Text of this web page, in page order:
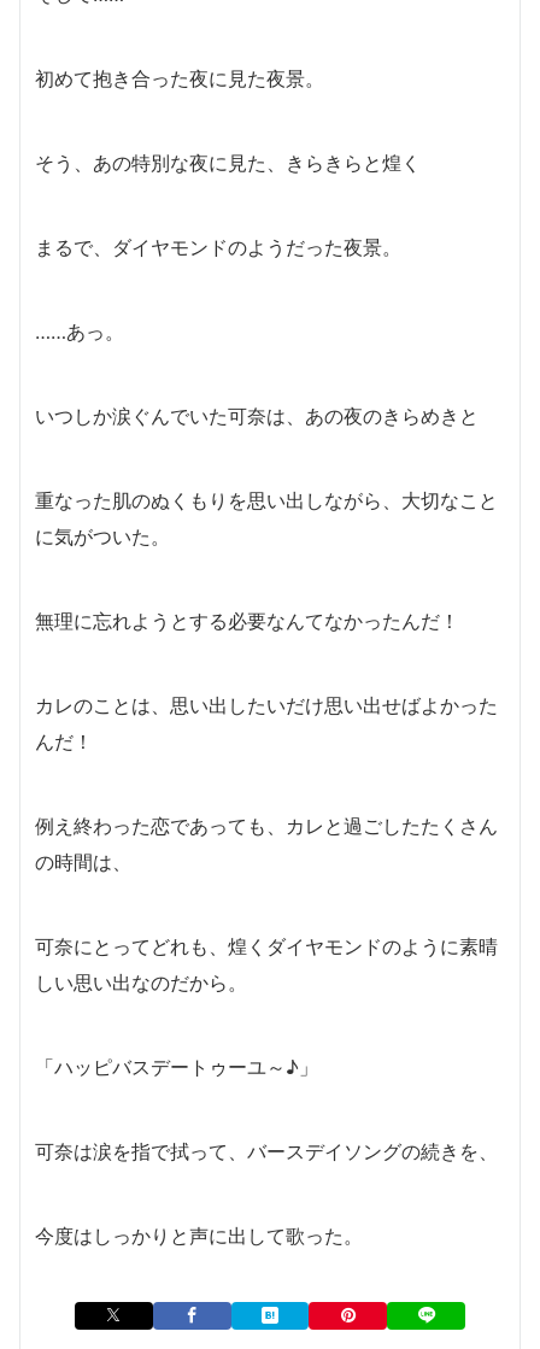
初めて抱き合った夜に見た夜景。
そう、あの特別な夜に見た、きらきらと煌く
まるで、ダイヤモンドのようだった夜景。
……あっ。
いつしか涙ぐんでいた可奈は、あの夜のきらめきと
重なった肌のぬくもりを思い出しながら、大切なこと
に気がついた。
無理に忘れようとする必要なんてなかったんだ！
カレのことは、思い出したいだけ思い出せばよかった
んだ！
例え終わった恋であっても、カレと過ごしたたくさん
の時間は、
可奈にとってどれも、煌くダイヤモンドのように素晴
しい思い出なのだから。
「ハッピバスデートゥーユ～♪」
可奈は涙を指で拭って、バースデイソングの続きを、
今度はしっかりと声に出して歌った。